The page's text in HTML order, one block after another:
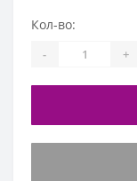
Кол-во:
- +